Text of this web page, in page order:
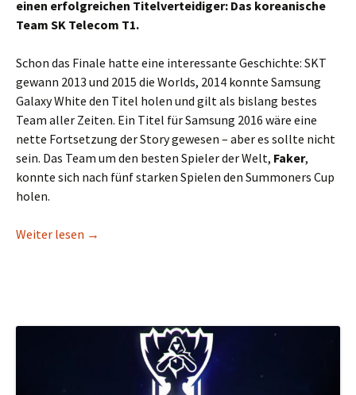
einen erfolgreichen Titelverteidiger: Das koreanische
Team SK Telecom T1.
Schon das Finale hatte eine interessante Geschichte: SKT
gewann 2013 und 2015 die Worlds, 2014 konnte Samsung
Galaxy White den Titel holen und gilt als bislang bestes
Team aller Zeiten. Ein Titel für Samsung 2016 wäre eine
nette Fortsetzung der Story gewesen – aber es sollte nicht
sein. Das Team um den besten Spieler der Welt, Faker,
konnte sich nach fünf starken Spielen den Summoners Cup
holen.
Weiter lesen SKT ist Weltmeister!
→